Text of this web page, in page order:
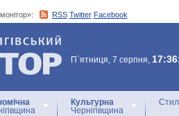
RSS Twitter Facebook
монітор»
П`ятниця, 7 серпня,
Культурна
Чернігівщина